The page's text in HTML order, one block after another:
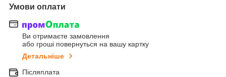
Умови оплати
Ви отримаєте замовлення
або гроші повернуться на вашу картку
Детальніше
Післяплата